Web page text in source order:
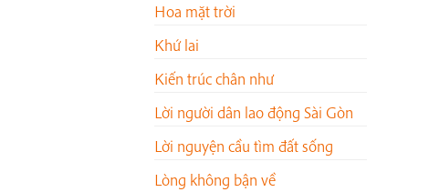
Hoa mặt trời
Khứ lai
Kiến trúc chân như
Lời người dân lao động Sài Gòn
Lời nguyện cầu tìm đất sống
Lòng không bận về